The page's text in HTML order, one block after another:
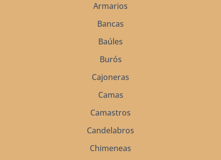
Armarios
Bancas
Baúles
Burós
Cajoneras
Camas
Camastros
Candelabros
Chimeneas